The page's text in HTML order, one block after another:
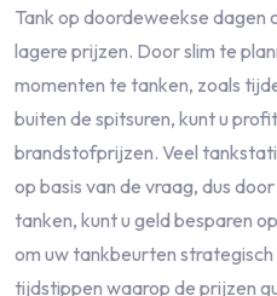
Tank op doordeweekse dagen
lagere prijzen. Door slim te
momenten te tanken, zoals
buiten de spitsuren, kunt u
brandstofprijzen. Veel
op basis van de vraag, dus
tanken, kunt u geld besparen
om uw tankbeurten
tijdstippen waarop de prijzen